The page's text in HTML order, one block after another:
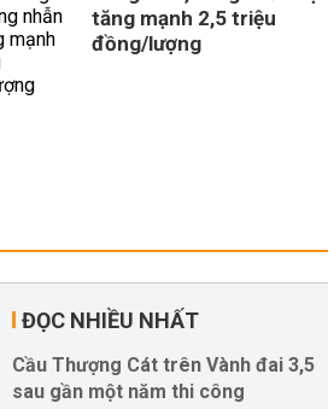
tăng mạnh 2,5 triệu
đồng/lượng
ĐỌC NHIỀU NHẤT
Cầu Thượng Cát trên Vành đai 3,5
sau gần một năm thi công